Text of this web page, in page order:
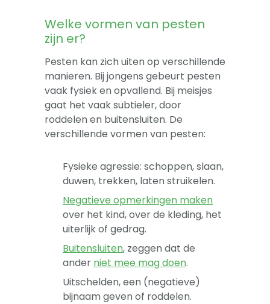
Welke vormen van pesten
zijn er?
Pesten kan zich uiten op verschillende
manieren. Bij jongens gebeurt pesten
vaak fysiek en opvallend. Bij meisjes
gaat het vaak subtieler, door
roddelen en buitensluiten. De
verschillende vormen van pesten:
Fysieke agressie: schoppen, slaan,
duwen, trekken, laten struikelen.
Negatieve opmerkingen maken
over het kind, over de kleding, het
uiterlijk of gedrag.
Buitensluiten, zeggen dat de
ander niet mee mag doen.
Uitschelden, een (negatieve)
bijnaam geven of roddelen.